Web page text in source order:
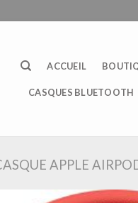
ACCUEIL
CASQUES BLUETOOTH
APPLE